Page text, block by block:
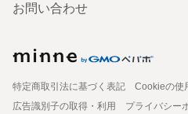
お問い合わせ
特定商取引法に基づく表記
Cookieの使
広告識別子の取得・利用
プライバシー